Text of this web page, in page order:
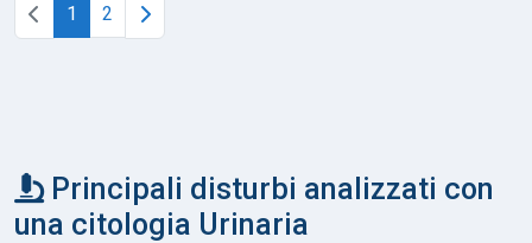
1 2
Principali disturbi analizzati con
una citologia Urinaria